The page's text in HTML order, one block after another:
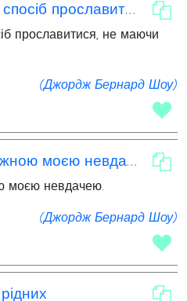
Мучеництво - єдиний спосіб прославитися
прославитися, не маючи
(Джордж Бернард Шоу)
Моя слава росла з кожною моєю невдачею
моєю невдачею.
(Джордж Бернард Шоу)